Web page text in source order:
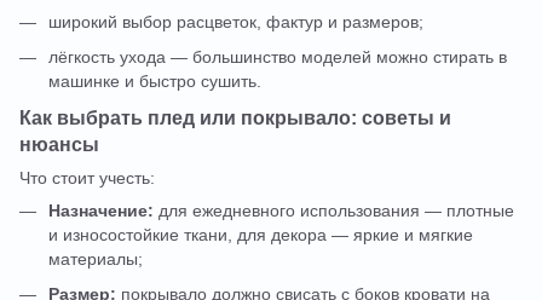
широкий выбор расцветок, фактур и размеров;
лёгкость ухода — большинство моделей можно стирать в
машинке и быстро сушить.
Как выбрать плед или покрывало: советы и
нюансы
Что стоит учесть:
Назначение: для ежедневного использования — плотные
и износостойкие ткани, для декора — яркие и мягкие
материалы;
Размер: покрывало должно свисать с боков кровати на